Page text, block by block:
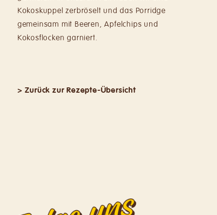
Kokoskuppel zerbröselt und das Porridge
gemeinsam mit Beeren, Apfelchips und
Kokosflocken garniert.
> Zurück zur Rezepte-Übersicht